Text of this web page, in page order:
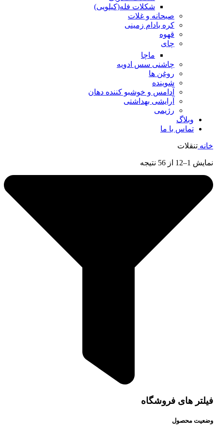
شکلات فله(کیلویی)
صبحانه و غلات
کره بادام زمینی
قهوه
چای
ماچا
چاشنی سس ادویه
روغن ها
شوینده
آدامس و خوشبو کننده دهان
آرایشی بهداشتی
رژیمی
وبلاگ
تماس با ما
خانه تنقلات
نمایش 1–12 از 56 نتیجه
فیلتر های فروشگاه
وضعیت محصول